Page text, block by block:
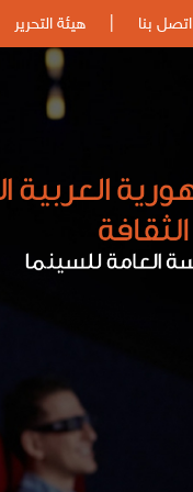
اتصل بنا هيئة التحرير